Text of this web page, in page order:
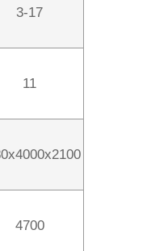
3-17
11
4700